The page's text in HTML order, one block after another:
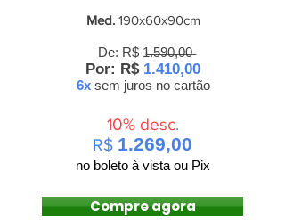
Med. 190x60x90cm
De: R$ 1̶.̶5̶9̶0̶,̶0̶0̶
Por: R$ 1.410,00
6x sem juros no cartão
10% desc.
R$ 1.269,00
no boleto à vista ou Pix
Compre agora